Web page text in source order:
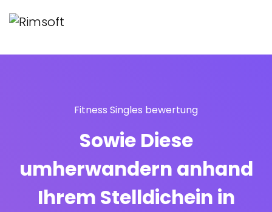
Fitness Singles bewertung
Sowie Diese
umherwandern anhand
Ihrem Stelldichein in